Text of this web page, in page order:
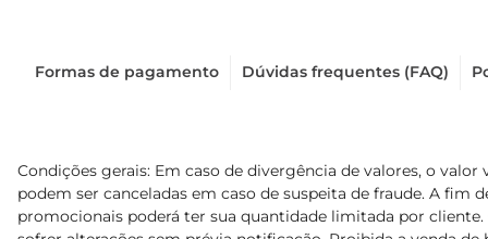
Formas de pagamento Dúvidas frequentes (FAQ)
Condições gerais: Em caso de divergência de valores, o
podem ser canceladas em caso de suspeita de fraude. A
promocionais poderá ter sua quantidade limitada por